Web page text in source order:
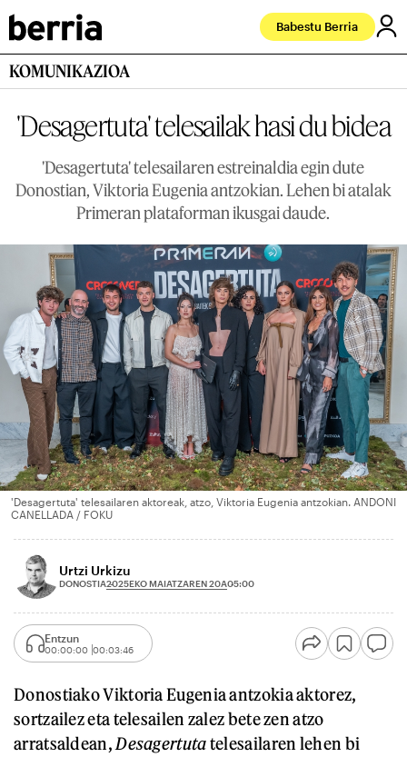
Babestu Berria
KOMUNIKAZIOA
'Desagertuta' telesailak hasi du bidea
'Desagertuta' telesailaren estreinaldia egin dute
Donostian, Viktoria Eugenia antzokian. Lehen bi atalak
Primeran plataforman ikusgai daude.
'Desagertuta' telesailaren aktoreak, atzo, Viktoria Eugenia antzokian. ANDONI
CANELLADA / FOKU
Urtzi Urkizu
DONOSTIA2025EKO MAIATZAREN 20A05:00
Entzun
00:00:00 00:03:46
Donostiako Viktoria Eugenia antzokia aktorez,
sortzailez eta telesailen zalez bete zen atzo
arratsaldean, Desagertutatelesailaren lehen bi